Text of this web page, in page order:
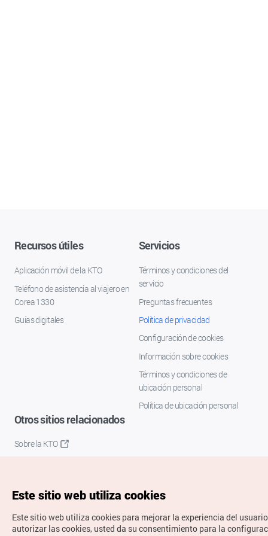
Recursos útiles
Aplicación móvil de la KTO
Teléfono de asistencia al viajero en
Corea 1330
Guías digitales
Servicios
Términos y condiciones del
servicio
Preguntas frecuentes
Política de privacidad
Configuración de cookies
Información sobre cookies
Términos y condiciones de
ubicación personal
Política de ubicación personal
Otros sitios relacionados
Sobre la KTO
Este sitio web utiliza cookies
Este sitio web utiliza cookies para mejorar la experiencia del
autorizar las cookies, usted da su consentimiento para la